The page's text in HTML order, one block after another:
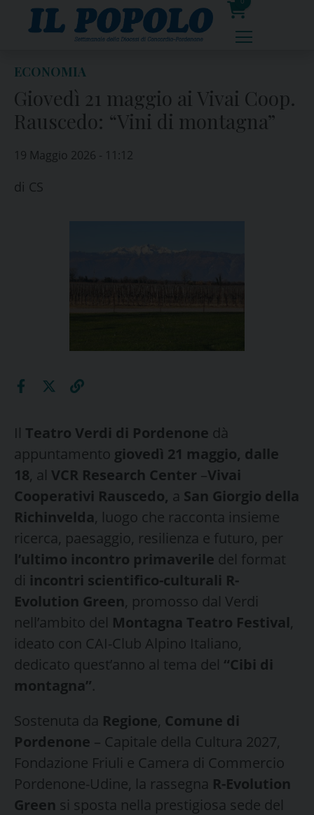
0
prodotti
ECONOMIA
Giovedì 21 maggio ai Vivai Coop.
Rauscedo: “Vini di montagna”
19 Maggio 2026 - 11:12
di CS
Il Teatro Verdi di Pordenone dà
appuntamento giovedì 21 maggio, dalle
18, al VCR Research Center –Vivai
Cooperativi Rauscedo, a San Giorgio della
Richinvelda, luogo che racconta insieme
ricerca, paesaggio, resilienza e futuro, per
l’ultimo incontro primaverile del format
di incontri scientifico-culturali R-
Evolution Green, promosso dal Verdi
nell’ambito del Montagna Teatro Festival,
ideato con CAI-Club Alpino Italiano,
dedicato quest’anno al tema del “Cibi di
montagna”.
Sostenuta da Regione, Comune di
Pordenone – Capitale della Cultura 2027,
Fondazione Friuli e Camera di Commercio
Pordenone-Udine, la rassegna R-Evolution
Green si sposta nella prestigiosa sede del